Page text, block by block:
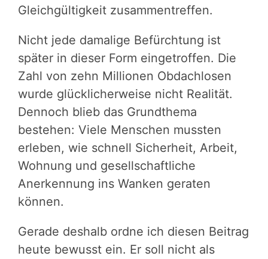
Gleichgültigkeit zusammentreffen.
Nicht jede damalige Befürchtung ist
später in dieser Form eingetroffen. Die
Zahl von zehn Millionen Obdachlosen
wurde glücklicherweise nicht Realität.
Dennoch blieb das Grundthema
bestehen: Viele Menschen mussten
erleben, wie schnell Sicherheit, Arbeit,
Wohnung und gesellschaftliche
Anerkennung ins Wanken geraten
können.
Gerade deshalb ordne ich diesen Beitrag
heute bewusst ein. Er soll nicht als